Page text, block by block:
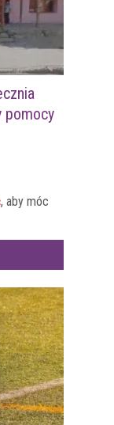
pomocy
, aby móc